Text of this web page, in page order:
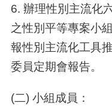
6. 辦理性別主流化
之性別平等專案小
報性別主流化工具
委員定期會報告。
(二) 小組成員：